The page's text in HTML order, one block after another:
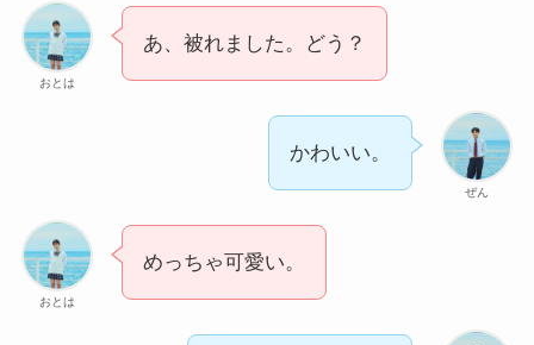
おとは
あ、被れました。どう？
ぜん
かわいい。
おとは
めっちゃ可愛い。